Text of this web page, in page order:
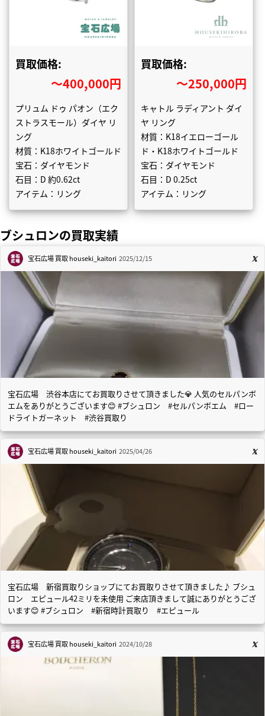
買取価格:
〜400,000円
プリュム ドゥ パオン（エク
ストラスモール）ダイヤ リ
ング
材質：K18ホワイトゴールド
宝石：ダイヤモンド
石目：D 約0.62ct
アイテム：リング
買取価格:
〜250,000円
キャトル ラディアント ダイ
ヤ リング
材質：K18イエローゴール
ド・K18ホワイトゴールド
宝石：ダイヤモンド
石目：D 0.25ct
アイテム：リング
ブシュロンの買取実績
宝石広場 買取houseki_kaitori 2025/12/15
宝石広場 渋谷本店にてお買取りさせて頂きました💎 人気のセルパンボ
エムをありがとうございます😊 #ブシュロン #セルパンボエム #ロー
ドライトガーネット #渋谷買取り
宝石広場 買取houseki_kaitori 2025/04/26
宝石広場 新宿買取りショップにてお買取りさせて頂きました♪ ブシュ
ロン エピュール42ミリを未使用 ご来店頂きまして誠にありがとうござ
います😊 #ブシュロン #新宿時計買取り #エピュール
宝石広場 買取houseki_kaitori 2024/10/28